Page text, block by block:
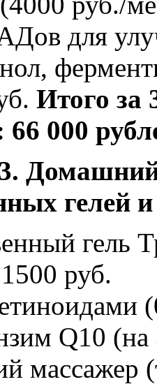
для
Итого за
66 000
гелей
гель
руб.
Q10 (на
массажер